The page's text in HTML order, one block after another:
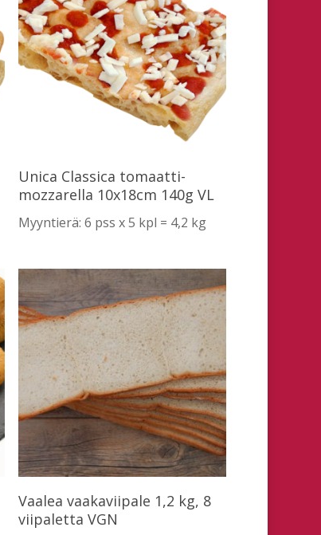
Lue Lisää
Unica Classica tomaatti-
mozzarella 10x18cm 140g VL
Myyntierä: 6 pss x 5 kpl = 4,2 kg
Lue Lisää
Vaalea vaakaviipale 1,2 kg, 8
viipaletta VGN